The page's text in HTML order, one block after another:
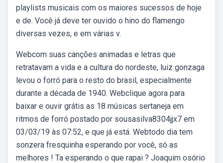
playlists musicais com os maiores sucessos de hoje
e de. Você já deve ter ouvido o hino do flamengo
diversas vezes, e em várias v.
Webcom suas canções animadas e letras que
retratavam a vida e a cultura do nordeste, luiz gonzaga
levou o forró para o resto do brasil, especialmente
durante a década de 1940. Webclique agora para
baixar e ouvir grátis as 18 músicas sertaneja em
ritmos de forró postado por sousasilva8304jjx7 em
03/03/19 às 07:52, e que já está. Webtodo dia tem
sonzera fresquinha esperando por você, só as
melhores ! Ta esperando o que rapai ? Joaquim osório